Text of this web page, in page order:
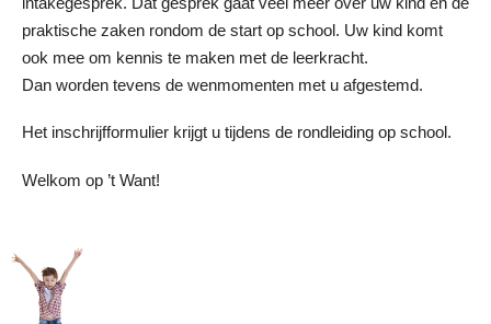
praktische zaken rondom de start op school. Uw kind komt
ook mee om kennis te maken met de leerkracht.
Dan worden tevens de wenmomenten met u afgestemd.
Het inschrijfformulier krijgt u tijdens de rondleiding op school.
Welkom op ’t Want!